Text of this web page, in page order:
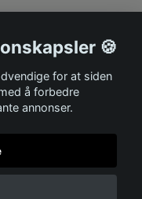
🍪
for at siden
å forbedre
annonser.